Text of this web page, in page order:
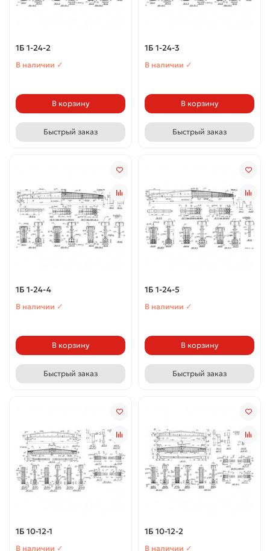
1Б 1-24-2
В наличии ✓
В корзину
Быстрый заказ
1Б 1-24-3
В наличии ✓
В корзину
Быстрый заказ
1Б 1-24-4
В наличии ✓
В корзину
Быстрый заказ
1Б 1-24-5
В наличии ✓
В корзину
Быстрый заказ
1Б 10-12-1
В наличии ✓
1Б 10-12-2
В наличии ✓